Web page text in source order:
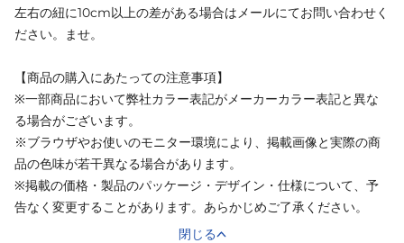
左右の紐に10cm以上の差がある場合はメールにてお問い合わせく
ださい。ませ。
【商品の購入にあたっての注意事項】
※一部商品において弊社カラー表記がメーカーカラー表記と異な
る場合がございます。
※ブラウザやお使いのモニター環境により、掲載画像と実際の商
品の色味が若干異なる場合があります。
※掲載の価格・製品のパッケージ・デザイン・仕様について、予
告なく変更することがあります。あらかじめご了承ください。
閉じる